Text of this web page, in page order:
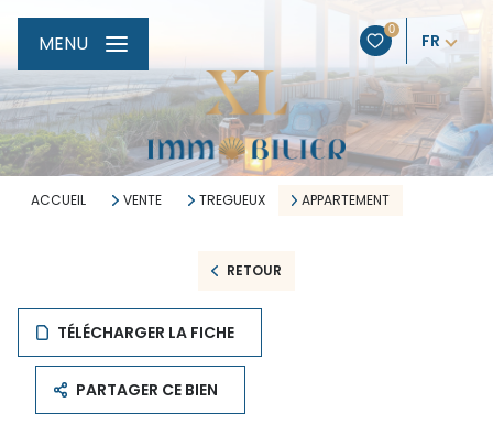
0
FR
MENU
ACCUEIL VENTE TREGUEUX APPARTEMENT
RETOUR
TÉLÉCHARGER LA FICHE
PARTAGER CE BIEN